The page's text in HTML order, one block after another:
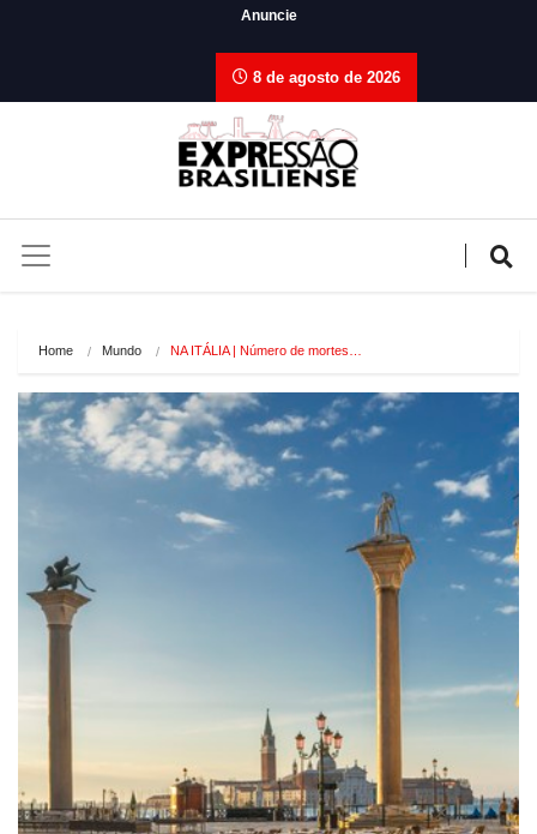
Anuncie
8 de agosto de 2026
Home Mundo NA ITÁLIA | Número de mortes…